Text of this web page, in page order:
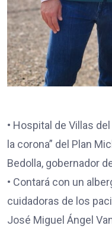
• Hospital de Villas
la corona” del Plan
Bedolla, gobernador
• Contará con un
cuidadoras de los
José Miguel Ángel